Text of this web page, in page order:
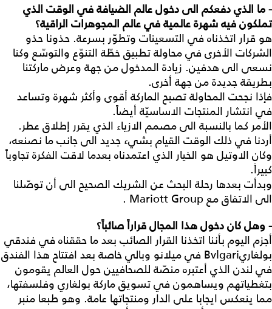
- ما الذي دفعكم الى دخول عالم الضيافة في الوقت الذي
تملكون فيه شهرة عالمية في عالم المجوهرات الراقية؟
هو قرار اتخذناه في التسعينات وتطوّر بسرعة. حذونا حذو
الشركات الأخرى في محاولة تطبيق خطّة التنوّع والتوسّع وكنا
نسعى الى هدفين. زيادة المدخول من جهة وعرض ماركتنا
بطريقة جديدة من جهة أخرى.
فإذا نجحت المحاولة تصبح الماركة أقوى وأكثر شهرة وتساعد
في انتشار المنتجات الاساسيّة أيضاً.
الأمر كما بالنسبة الى مصمم الازياء الذي يقرر إطلاق عطر.
أردنا في ذلك الوقت القيام بشيء جديد الى جانب ما نصنعه،
وكان الاوتيل هو الخيار الذي اعتمدناه بعدما لاقت الفكرة تجاوباً
كبيراً.
وبدأت بعدها رحلة البحث عن الشريك الصحيح الى أن توصّلنا
الى الاتفاق مع Mariott Group .
- وهل كان دخول هذا المجال قراراً صائباً؟
أجزم اليوم بأننا اتخذنا القرار الصائب بعد ما حققناه في فندقي
بولغاريBvlgari في ميلانو وبالي خاصة بعد افتتاح هذا الفندق
في لندن الذي أعتبره منصّة للصحافيين حول العالم يقومون
بتغطياتهم ويساهمون في تسويق ماركة بولغاري وفلسفتها،
مما ينعكس ايجابا على الدار ومنتجاتها عامة. وهو طبعا منبر